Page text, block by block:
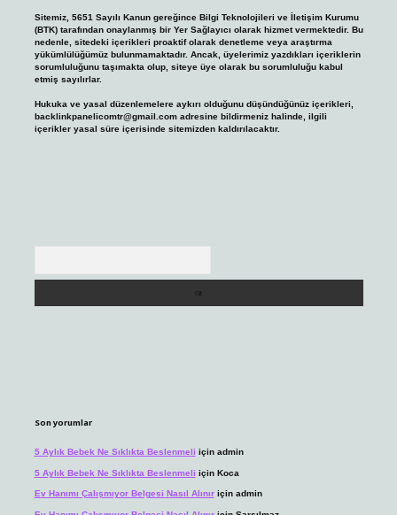
Sitemiz, 5651 Sayılı Kanun gereğince Bilgi Teknolojileri ve İletişim Kurumu
(BTK) tarafından onaylanmış bir Yer Sağlayıcı olarak hizmet vermektedir. Bu
nedenle, sitedeki içerikleri proaktif olarak denetleme veya araştırma
yükümlülüğümüz bulunmamaktadır. Ancak, üyelerimiz yazdıkları içeriklerin
sorumluluğunu taşımakta olup, siteye üye olarak bu sorumluluğu kabul
etmiş sayılırlar.
Hukuka ve yasal düzenlemelere aykırı olduğunu düşündüğünüz içerikleri,
backlinkpanelicomtr@gmail.comadresine bildirmeniz halinde, ilgili
içerikler yasal süre içerisinde sitemizden kaldırılacaktır.
Son yorumlar
5 Aylık Bebek Ne Sıklıkta Beslenmeli için admin
5 Aylık Bebek Ne Sıklıkta Beslenmeli için Koca
Ev Hanımı Çalışmıyor Belgesi Nasıl Alınıriçin admin